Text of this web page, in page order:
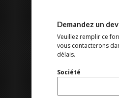
Demandez un
Veuillez remplir ce
vous contacterons
délais.
Société